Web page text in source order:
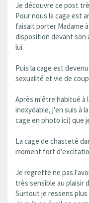
Je découvre ce post
Pour nous la cage est
faisait porter Madame
disposition devant son
lui.
Puis la cage est
sexualité et vie de
Après m'être habitué à
inoxydable, j'en suis à
cage en photo ici) que
La cage de chasteté
moment fort
Je regrette ne pas
très sensible au plaisir
Surtout je ressens